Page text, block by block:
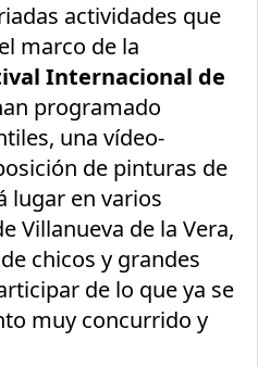
actividades que
marco de la
Internacional de
programado
una vídeo-
de pinturas de
lugar en varios
Villanueva de la Vera,
chicos y grandes
de lo que ya se
muy concurrido y